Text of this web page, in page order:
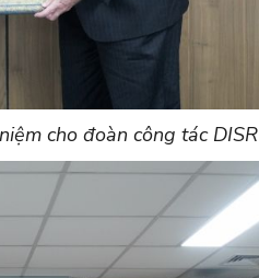
cho đoàn công tác DISR